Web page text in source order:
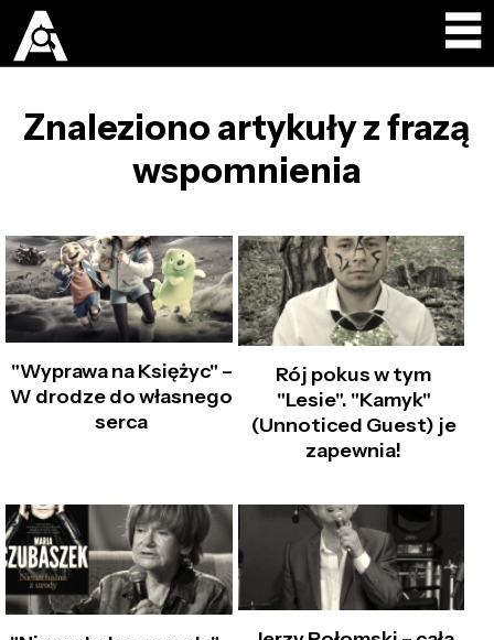
Znaleziono artykuły z frazą
wspomnienia
"Wyprawa na Księżyc" –
W drodze do własnego
serca
Rój pokus w tym
"Lesie". "Kamyk"
(Unnoticed Guest) je
zapewnia!